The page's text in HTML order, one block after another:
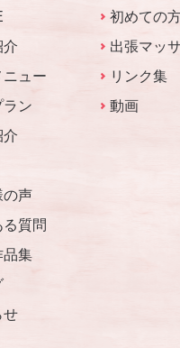
介
ュー
ラン
介
の声
る質問
品集
せ
初めての
出張マッ
リンク集
動画